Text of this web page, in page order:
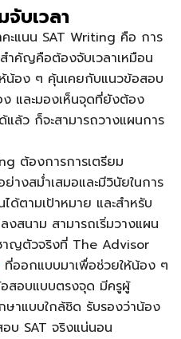
บเวลา
ะแนน SAT Writing คือ การ
ำคัญคือต้องจับเวลาเหมือน
น้อง ๆ คุ้นเคยกับแนวข้อสอบ
ง และมองเห็นจุดที่ยังต้อง
แล้ว ก็จะสามารถวางแผนการ
ต้องการการเตรียม
างสม่ำเสมอและมีวินัยในการ
ด้ตามเป้าหมาย และสำหรับ
งสนาม สามารถเริ่มวางแผน
าญตัวจริงที่ The Advisor
ที่ออกแบบมาเพื่อช่วยให้น้อง ๆ
สอบแบบตรงจุด มีครูผู้
ษาแบบใกล้ชิด รับรองว่าน้อง
อบ SAT จริงแน่นอน